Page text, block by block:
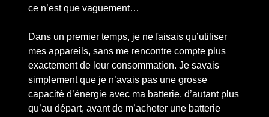
ce n’est que vaguement…
Dans un premier temps, je ne faisais qu’utiliser
mes appareils, sans me rencontre compte plus
exactement de leur consommation. Je savais
simplement que je n’avais pas une grosse
capacité d’énergie avec ma batterie, d’autant plus
qu’au départ, avant de m’acheter une batterie